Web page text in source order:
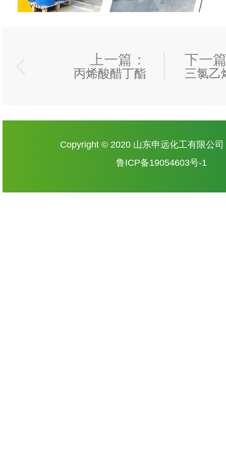
上一篇：
丙烯酸醋丁酯
下一
三氯乙
Copyright © 2020 山东申远化工有限公
鲁ICP备19054603号-1